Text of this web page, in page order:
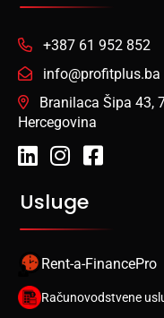
+387 61 952 852
info@profitplus.ba
Branilaca Šipa 43,
Hercegovina
Usluge
Rent-a-FinancePro
Računovodstvene